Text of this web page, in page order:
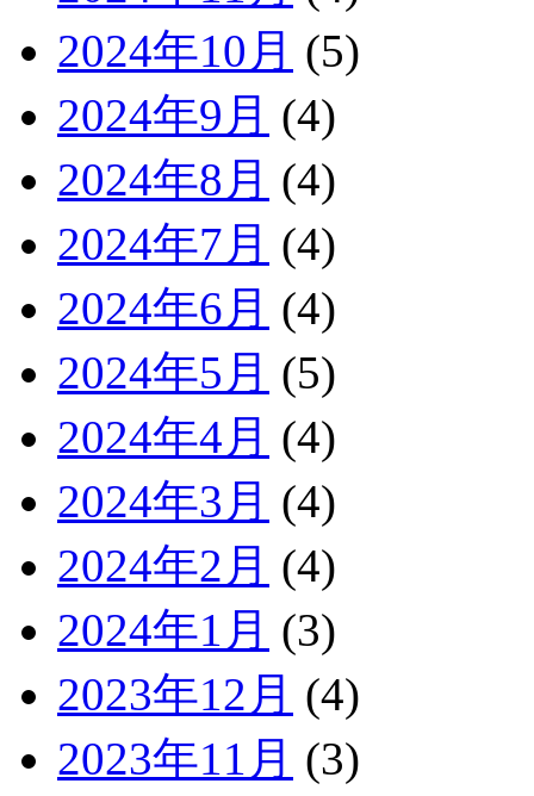
2024年10月 (5)
2024年9月 (4)
2024年8月 (4)
2024年7月 (4)
2024年6月 (4)
2024年5月 (5)
2024年4月 (4)
2024年3月 (4)
2024年2月 (4)
2024年1月 (3)
2023年12月 (4)
2023年11月 (3)